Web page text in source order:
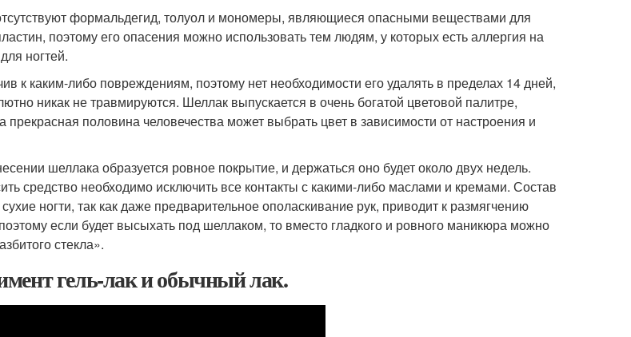
формальдегид, толуол и мономеры, являющиеся опасными веществами для
поэтому его опасения можно использовать тем людям, у которых есть аллергия на
ногтей.
к каким-либо повреждениям, поэтому нет необходимости его удалять в пределах 14 дней,
никак не травмируются. Шеллак выпускается в очень богатой цветовой палитре,
прекрасная половина человечества может выбрать цвет в зависимости от настроения и
шеллака образуется ровное покрытие, и держаться оно будет около двух недель.
средство необходимо исключить все контакты с какими-либо маслами и кремами. Состав
ногти, так как даже предварительное ополаскивание рук, приводит к размягчению
если будет высыхать под шеллаком, то вместо гладкого и ровного маникюра можно
стекла».
гель-лак и обычный лак.